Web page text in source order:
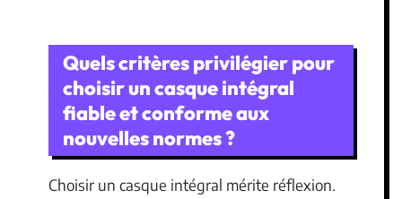
Quels critères privilégier pour
choisir un casque intégral
fiable et conforme aux
nouvelles normes ?
Choisir un casque intégral mérite réflexion.